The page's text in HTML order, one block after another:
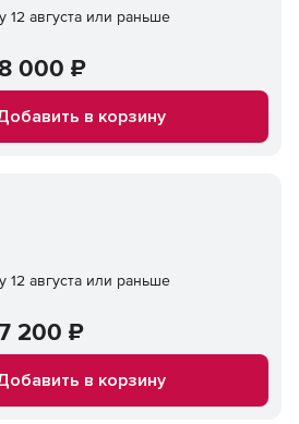
12 августа или раньше
000 ₽
в корзину
12 августа или раньше
200 ₽
в корзину